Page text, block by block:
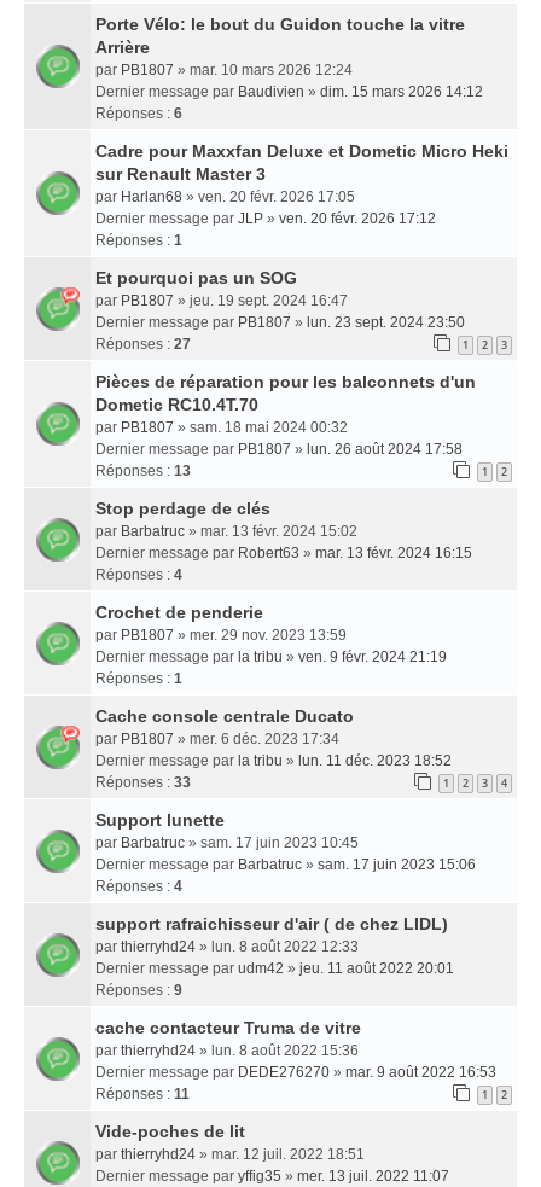
Porte Vélo: le bout du Guidon touche la vitre
Arrière
par PB1807 » mar. 10 mars 2026 12:24
Dernier message par Baudivien » dim. 15 mars 2026 14:12
Réponses : 6
Cadre pour Maxxfan Deluxe et Dometic Micro Heki
sur Renault Master 3
par Harlan68 » ven. 20 févr. 2026 17:05
Dernier message par JLP » ven. 20 févr. 2026 17:12
Réponses : 1
Et pourquoi pas un SOG
par PB1807 » jeu. 19 sept. 2024 16:47
Dernier message par PB1807 » lun. 23 sept. 2024 23:50
Réponses : 27 1 2 3
Pièces de réparation pour les balconnets d'un
Dometic RC10.4T.70
par PB1807 » sam. 18 mai 2024 00:32
Dernier message par PB1807 » lun. 26 août 2024 17:58
Réponses : 13 1 2
Stop perdage de clés
par Barbatruc » mar. 13 févr. 2024 15:02
Dernier message par Robert63 » mar. 13 févr. 2024 16:15
Réponses : 4
Crochet de penderie
par PB1807 » mer. 29 nov. 2023 13:59
Dernier message par la tribu » ven. 9 févr. 2024 21:19
Réponses : 1
Cache console centrale Ducato
par PB1807 » mer. 6 déc. 2023 17:34
Dernier message par la tribu » lun. 11 déc. 2023 18:52
Réponses : 33 1 2 3 4
Support lunette
par Barbatruc » sam. 17 juin 2023 10:45
Dernier message par Barbatruc » sam. 17 juin 2023 15:06
Réponses : 4
support rafraichisseur d'air ( de chez LIDL)
par thierryhd24 » lun. 8 août 2022 12:33
Dernier message par udm42 » jeu. 11 août 2022 20:01
Réponses : 9
cache contacteur Truma de vitre
par thierryhd24 » lun. 8 août 2022 15:36
Dernier message par DEDE276270 » mar. 9 août 2022 16:53
Réponses : 11 1 2
Vide-poches de lit
par thierryhd24 » mar. 12 juil. 2022 18:51
Dernier message par yffig35 » mer. 13 juil. 2022 11:07